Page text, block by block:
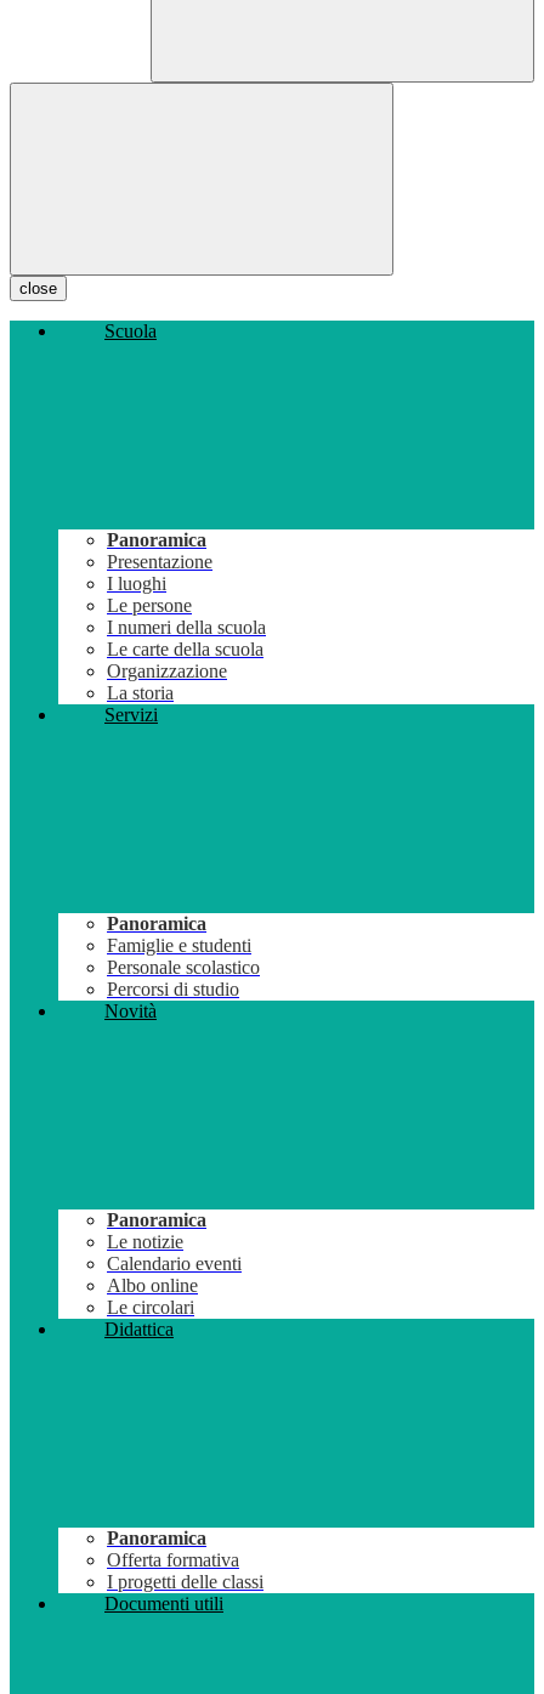
close
Scuola
Panoramica
Presentazione
I luoghi
Le persone
I numeri della scuola
Le carte della scuola
Organizzazione
La storia
Servizi
Panoramica
Famiglie e studenti
Personale scolastico
Percorsi di studio
Novità
Panoramica
Le notizie
Calendario eventi
Albo online
Le circolari
Didattica
Panoramica
Offerta formativa
I progetti delle classi
Documenti utili